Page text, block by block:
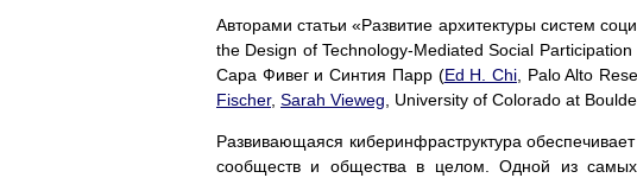
Авторами статьи «Развитие архитектуры систем
the Design of Technology-Mediated Social
Сара Фивег и Синтия Парр (Ed H. Chi, Palo Alto
Fischer, Sarah Vieweg , University of Colorado at
Развивающаяся киберинфраструктура
сообществ и общества в целом. Одной из самых